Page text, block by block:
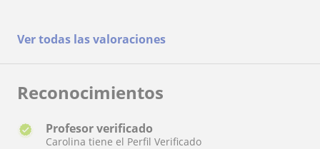
Ver todas las valoraciones
Reconocimientos
Profesor verificado
Carolina tiene el Perfil Verificado